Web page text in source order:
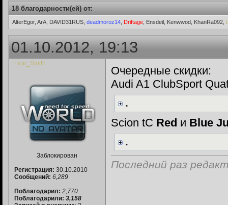
18 благодарности(ей) от:
AlterEgor, ArA, DAVID31RUS, deadmoroz14 Driftage , Ensdeil, Kenwwod, KhanRa092,
01.10.2012, 19:13
Lion_Smith
Заблокирован
Регистрация: 30.10.2010
Сообщений: 6,289
Поблагодарил: 2,770
Поблагодарили: 3,158
Очередные скидки:
Audi A1 ClubSport
.
Scion tC Red и Blue
.
Последний раз